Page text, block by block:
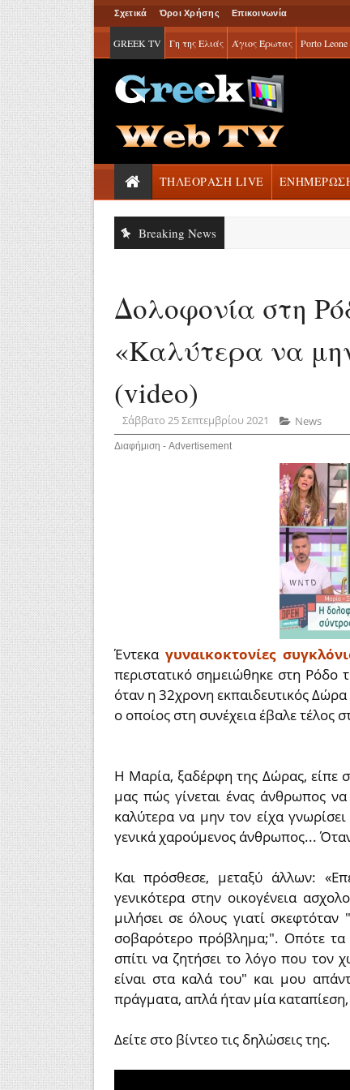
Σχετικά Όροι Χρήσης Επικοινωνία
GREEK TV Γη της Ελιάς Άγιος Έρωτας Porto Leone
ΤΗΛΕΟΡΑΣΗ LIVE
Breaking News
Δολοφονία στη
«Καλύτερα να
(video)
Σάββατο 25 Σεπτεμβρίου 2021 News
Διαφήμιση - Advertisement
Έντεκαγυναικοκτονίες
περιστατικό σημειώθηκε στη Ρόδο
όταν η 32χρονη εκπαιδευτικός
ο οποίος στη συνέχεια έβαλε τέλος
Η Μαρία, ξαδέρφη της Δώρας, είπε
μας πώς γίνεται ένας άνθρωπος
καλύτερα να μην τον είχα
γενικά χαρούμενος άνθρωπος...
Και πρόσθεσε, μεταξύ άλλων:
γενικότερα στην οικογένεια
μιλήσει σε όλους γιατί
σοβαρότερο πρόβλημα;". Οπότε τα
σπίτι να ζητήσει το λόγο που τον
είναι στα καλά του" και μου
πράγματα, απλά ήταν μία καταπίεση,
Δείτε στο βίντεο τις δηλώσεις της.